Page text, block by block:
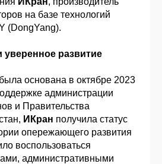
на базе технологий
(DongYang).
развитие
была основана в октябре 2023
администрации
и Правительства
ИКран получила статус
опережающего развития
воспользоваться
административными